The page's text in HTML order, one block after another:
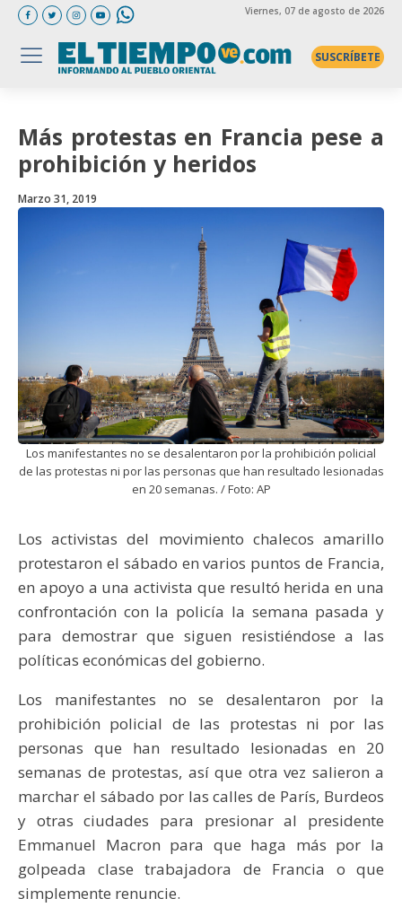
Viernes, 07 de agosto de 2026
SUSCRÍBETE
Más protestas en Francia pese a
prohibición y heridos
Marzo 31, 2019
Los manifestantes no se desalentaron por la prohibición policial
de las protestas ni por las personas que han resultado lesionadas
en 20 semanas. / Foto: AP
Los activistas del movimiento chalecos amarillo
protestaron el sábado en varios puntos de Francia,
en apoyo a una activista que resultó herida en una
confrontación con la policía la semana pasada y
para demostrar que siguen resistiéndose a las
políticas económicas del gobierno.
Los manifestantes no se desalentaron por la
prohibición policial de las protestas ni por las
personas que han resultado lesionadas en 20
semanas de protestas, así que otra vez salieron a
marchar el sábado por las calles de París, Burdeos
y otras ciudades para presionar al presidente
Emmanuel Macron para que haga más por la
golpeada clase trabajadora de Francia o que
simplemente renuncie.